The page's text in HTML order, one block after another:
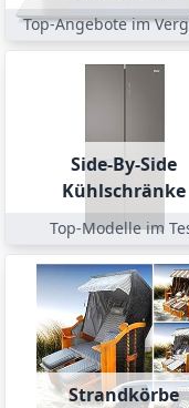
Top-Angebote im
Side-By-Side
Kühlschränke
Top-Modelle im
Strandkörbe